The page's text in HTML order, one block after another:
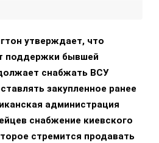
утверждает, что
поддержки бывшей
снабжать ВСУ
закупленное ранее
администрация
снабжение киевского
стремится продавать